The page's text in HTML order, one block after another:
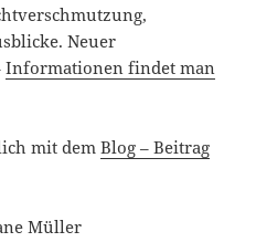
Neuer
Informationen findet man
mit demBlog – Beitrag
Müller